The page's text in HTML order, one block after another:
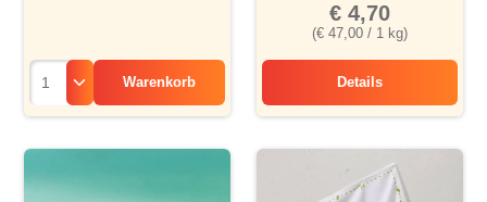
Warenkorb
(€ 47,00 / 1 kg)
€ 4,70
Details
Früchtetee